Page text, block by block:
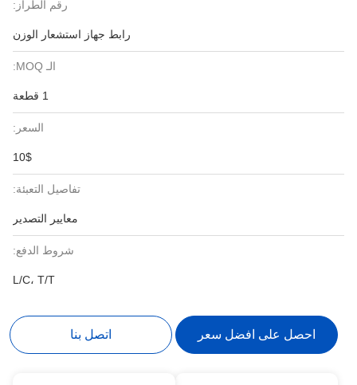
رقم الطراز:
رابط جهاز استشعار الوزن
الـ MOQ:
1 قطعة
السعر:
10$
تفاصيل التعبئة:
معايير التصدير
شروط الدفع:
L/C، T/T
احصل على افضل سعر اتصل بنا